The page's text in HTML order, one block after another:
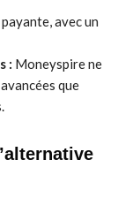
avec un
: Moneyspire ne
que